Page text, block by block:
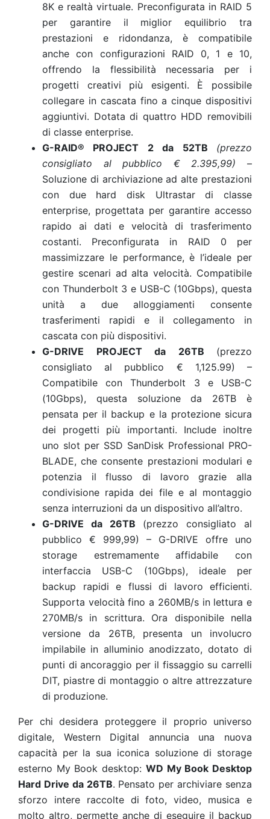
8K e realtà virtuale. Preconfigurata in RAID 5
per garantire il miglior equilibrio tra
prestazioni e ridondanza, è compatibile
anche con configurazioni RAID 0, 1 e 10,
offrendo la flessibilità necessaria per i
progetti creativi più esigenti. È possibile
collegare in cascata fino a cinque dispositivi
aggiuntivi. Dotata di quattro HDD removibili
di classe enterprise.
G-RAID® PROJECT 2 da 52TB (prezzo
consigliato al pubblico € 2.395,99) –
Soluzione di archiviazione ad alte prestazioni
con due hard disk Ultrastar di classe
enterprise, progettata per garantire accesso
rapido ai dati e velocità di trasferimento
costanti. Preconfigurata in RAID 0 per
massimizzare le performance, è l’ideale per
gestire scenari ad alta velocità. Compatibile
con Thunderbolt 3 e USB-C (10Gbps), questa
unità a due alloggiamenti consente
trasferimenti rapidi e il collegamento in
cascata con più dispositivi.
G-DRIVE PROJECT da 26TB (prezzo
consigliato al pubblico € 1,125.99) –
Compatibile con Thunderbolt 3 e USB-C
(10Gbps), questa soluzione da 26TB è
pensata per il backup e la protezione sicura
dei progetti più importanti. Include inoltre
uno slot per SSD SanDisk Professional PRO-
BLADE, che consente prestazioni modulari e
potenzia il flusso di lavoro grazie alla
condivisione rapida dei file e al montaggio
senza interruzioni da un dispositivo all’altro.
G-DRIVE da 26TB (prezzo consigliato al
pubblico € 999,99) – G-DRIVE offre uno
storage estremamente affidabile con
interfaccia USB-C (10Gbps), ideale per
backup rapidi e flussi di lavoro efficienti.
Supporta velocità fino a 260MB/s in lettura e
270MB/s in scrittura. Ora disponibile nella
versione da 26TB, presenta un involucro
impilabile in alluminio anodizzato, dotato di
punti di ancoraggio per il fissaggio su carrelli
DIT, piastre di montaggio o altre attrezzature
di produzione.
Per chi desidera proteggere il proprio universo
digitale, Western Digital annuncia una nuova
capacità per la sua iconica soluzione di storage
esterno My Book desktop: WD My Book Desktop
Hard Drive da 26TB. Pensato per archiviare senza
sforzo intere raccolte di foto, video, musica e
molto altro, permette anche di eseguire il backup